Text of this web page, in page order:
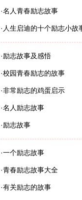
·名人青春励志故事
· 人生启迪的十个励志小故
·励志故事及感悟
·校园青春励志的故事
·非常励志的鸡蛋启示
·名人励志故事
·励志故事
·一个励志故事
·青春励志故事大全
·有关励志的故事